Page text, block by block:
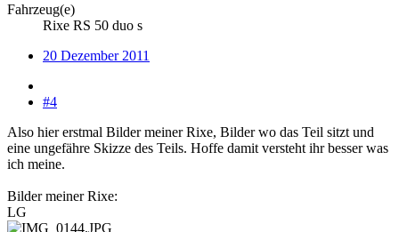
Fahrzeug(e)
Rixe RS 50 duo s
20 Dezember 2011
#4
Also hier erstmal Bilder meiner Rixe, Bilder wo das Teil sitzt und
eine ungefähre Skizze des Teils. Hoffe damit versteht ihr besser was
ich meine.
Bilder meiner Rixe:
LG